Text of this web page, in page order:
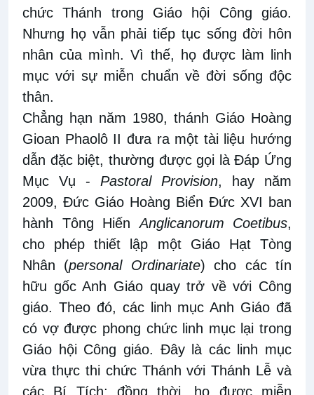
chức Thánh trong Giáo hội Công giáo.
Nhưng họ vẫn phải tiếp tục sống đời hôn
nhân của mình. Vì thế, họ được làm linh
mục với sự miễn chuẩn về đời sống độc
thân.
Chẳng hạn năm 1980, thánh Giáo Hoàng
Gioan PhaolôII đưa ra một tài liệu hướng
dẫn đặc biệt, thường được gọi là Đáp Ứng
Mục Vụ - Pastoral Provision, hay năm
2009, Đức Giáo Hoàng Biển Đức XVI ban
hành Tông HiếnAnglicanorum Coetibus,
cho phép thiết lập một Giáo Hạt Tòng
Nhân (personal Ordinariate) cho các tín
hữu gốc Anh Giáo quay trở về với Công
giáo. Theo đó, các linh mục Anh Giáo đã
có vợ được phong chức linh mục lại trong
Giáo hội Công giáo. Đây là các linh mục
vừa thực thi chức Thánh với Thánh Lễ và
các Bí Tích; đồng thời, họ được miễn